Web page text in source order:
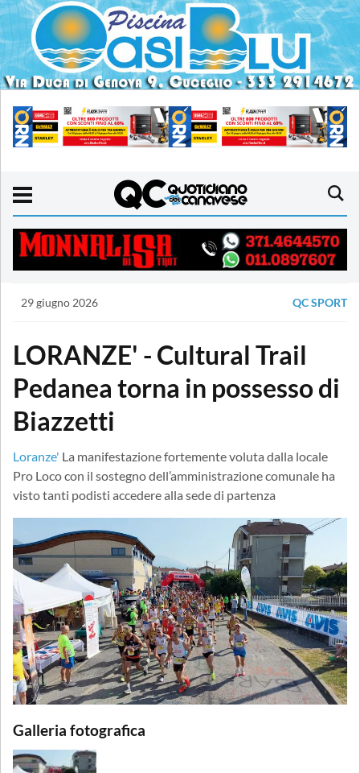
29 giugno 2026 QC SPORT
LORANZE' - Cultural Trail
Pedanea torna in possesso di
Biazzetti
Loranze' La manifestazione fortemente voluta dalla locale
Pro Loco con il sostegno dell’amministrazione comunale ha
visto tanti podisti accedere alla sede di partenza
Galleria fotografica